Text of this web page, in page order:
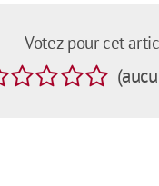
Votez pour cet
(